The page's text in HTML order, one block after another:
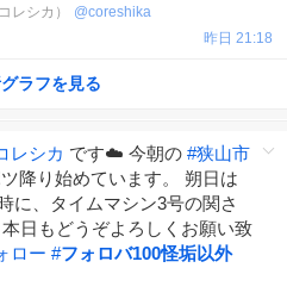
レシカ） @coreshika
昨日 21:18
ラフを見る
レシカ です☁️ 今朝の #狭山市
降り始めています。 朔日は
に、タイムマシン3号の関さ
日もどうぞよろしくお願い致
ロー #フォロバ100怪垢以外